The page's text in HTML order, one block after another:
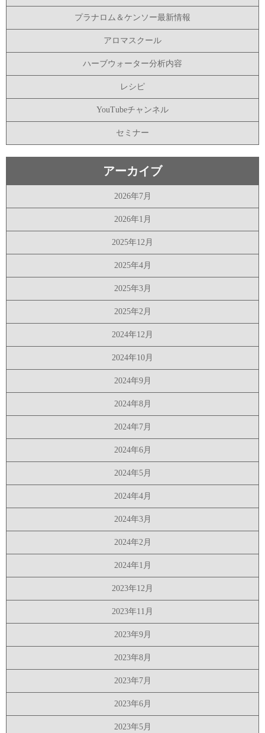
プラナロム＆ケンソー最新情報
アロマスクール
ハーブウォーター分析内容
レシピ
YouTubeチャンネル
セミナー
アーカイブ
2026年7月
2026年1月
2025年12月
2025年4月
2025年3月
2025年2月
2024年12月
2024年10月
2024年9月
2024年8月
2024年7月
2024年6月
2024年5月
2024年4月
2024年3月
2024年2月
2024年1月
2023年12月
2023年11月
2023年9月
2023年8月
2023年7月
2023年6月
2023年5月